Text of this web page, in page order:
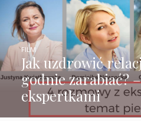
Jak uzdrowić
godnie zarabiać?
ekspertkami
FILM